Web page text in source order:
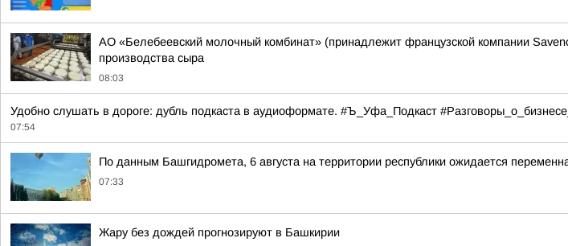
АО «Белебеевский молочный комбинат» (принадлежит французской компании
производства сыра
08:03
Удобно слушать в дороге: дубль подкаста в аудиоформате. #Ъ_Уфа_Подкаст
07:54
По данным Башгидромета, 6 августа на территории республики ожидается
07:33
Жару без дождей прогнозируют в Башкирии